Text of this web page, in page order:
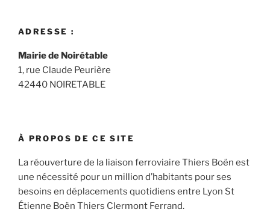
ADRESSE :
Mairie de Noirétable
1, rue Claude Peurière
42440 NOIRETABLE
À PROPOS DE CE SITE
La réouverture de la liaison ferroviaire Thiers Boën est
une nécessité pour un million d’habitants pour ses
besoins en déplacements quotidiens entre Lyon St
Étienne Boën Thiers Clermont Ferrand.